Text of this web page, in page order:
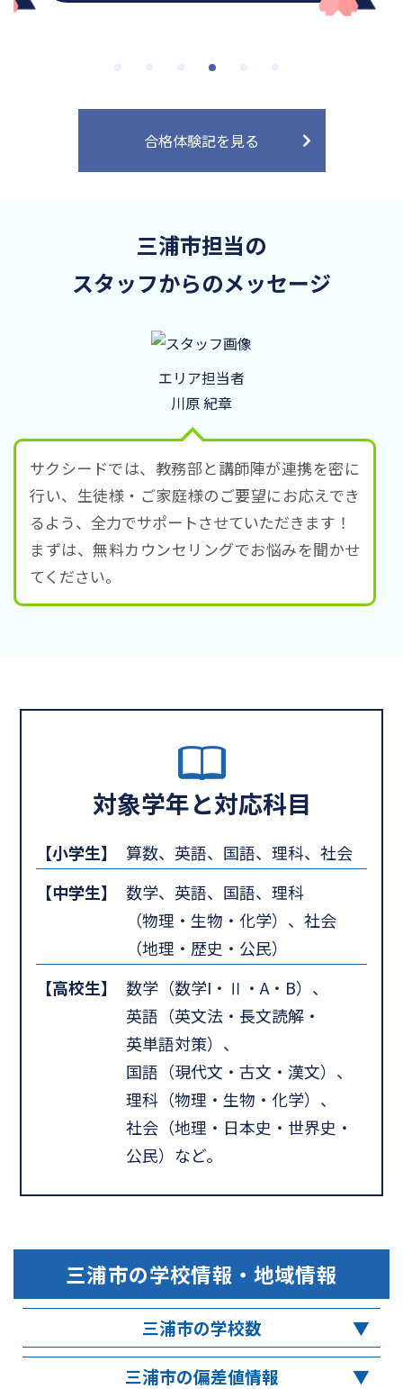
合格体験記を見る
三浦市担当の
スタッフからのメッセージ
エリア担当者
川原 紀章
サクシードでは、教務部と講師陣が連携を密に
行い、生徒様・ご家庭様のご要望にお応えでき
るよう、全力でサポートさせていただきます！
まずは、無料カウンセリングでお悩みを聞かせ
てください。
対象学年と対応科目
【小学生】
算数、英語、国語、理科、社会
【中学生】
数学、英語、国語、理科
（物理・生物・化学）、社会
（地理・歴史・公民）
【高校生】
数学（数学I・Ⅱ・A・B）、
英語（英文法・長文読解・
英単語対策）、
国語（現代文・古文・漢文）、
理科（物理・生物・化学）、
社会（地理・日本史・世界史・
公民）など。
三浦市の学校情報・地域情報
三浦市の学校数
三浦市の偏差値情報